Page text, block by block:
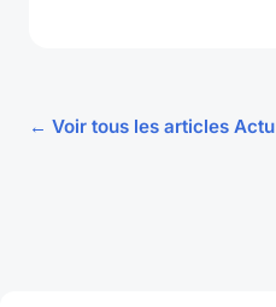
← Voir tous les articles Actu